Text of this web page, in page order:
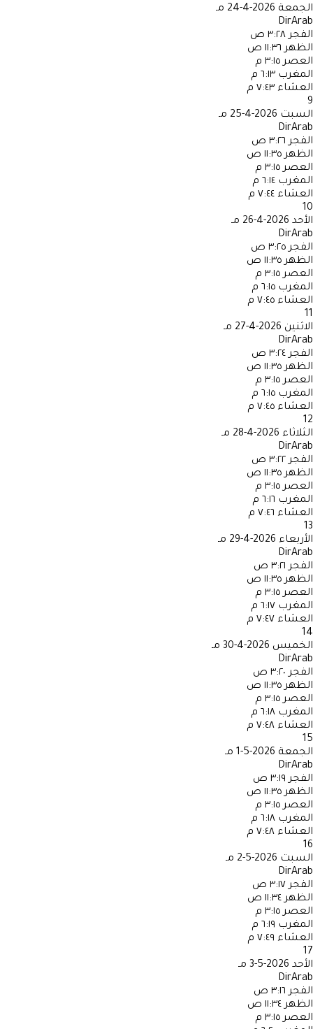
الجمعة 2026-4-24 مـ
DirArab
الفجر ٣:٢٨ ص
الظهر ١١:٣٦ ص
العصر ٣:١٥ م
المغرب ٦:١٣ م
العشاء ٧:٤٣ م
9
السبت 2026-4-25 مـ
DirArab
الفجر ٣:٢٦ ص
الظهر ١١:٣٥ ص
العصر ٣:١٥ م
المغرب ٦:١٤ م
العشاء ٧:٤٤ م
10
الأحد 2026-4-26 مـ
DirArab
الفجر ٣:٢٥ ص
الظهر ١١:٣٥ ص
العصر ٣:١٥ م
المغرب ٦:١٥ م
العشاء ٧:٤٥ م
11
الاثنين 2026-4-27 مـ
DirArab
الفجر ٣:٢٤ ص
الظهر ١١:٣٥ ص
العصر ٣:١٥ م
المغرب ٦:١٥ م
العشاء ٧:٤٥ م
12
الثلاثاء 2026-4-28 مـ
DirArab
الفجر ٣:٢٢ ص
الظهر ١١:٣٥ ص
العصر ٣:١٥ م
المغرب ٦:١٦ م
العشاء ٧:٤٦ م
13
الأربعاء 2026-4-29 مـ
DirArab
الفجر ٣:٢١ ص
الظهر ١١:٣٥ ص
العصر ٣:١٥ م
المغرب ٦:١٧ م
العشاء ٧:٤٧ م
14
الخميس 2026-4-30 مـ
DirArab
الفجر ٣:٢٠ ص
الظهر ١١:٣٥ ص
العصر ٣:١٥ م
المغرب ٦:١٨ م
العشاء ٧:٤٨ م
15
الجمعة 2026-5-1 مـ
DirArab
الفجر ٣:١٩ ص
الظهر ١١:٣٥ ص
العصر ٣:١٥ م
المغرب ٦:١٨ م
العشاء ٧:٤٨ م
16
السبت 2026-5-2 مـ
DirArab
الفجر ٣:١٧ ص
الظهر ١١:٣٤ ص
العصر ٣:١٥ م
المغرب ٦:١٩ م
العشاء ٧:٤٩ م
17
الأحد 2026-5-3 مـ
DirArab
الفجر ٣:١٦ ص
الظهر ١١:٣٤ ص
العصر ٣:١٥ م